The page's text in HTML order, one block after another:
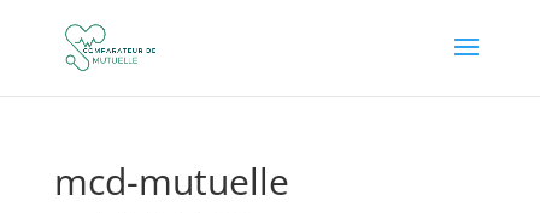
mcd-mutuelle